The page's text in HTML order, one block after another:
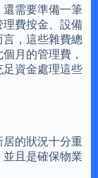
需要準備一筆
費按金、設備
，這些雜費總
月的管理費，
資金處理這些
的狀況十分重
且是確保物業